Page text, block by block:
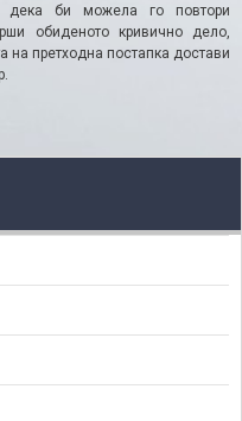
дека би можела го повтори
обиденото кривично дело,
на претходна постапка достави